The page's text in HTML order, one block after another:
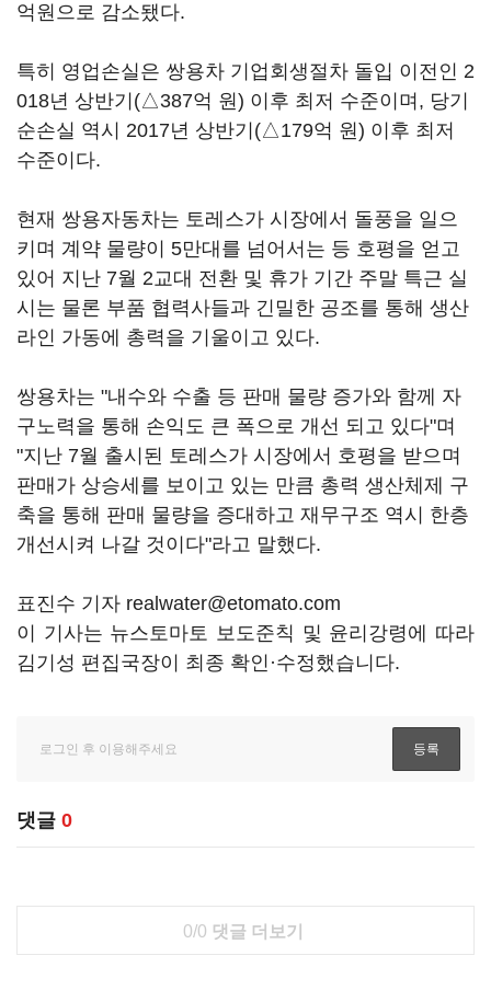
억원으로 감소됐다.
특히 영업손실은 쌍용차 기업회생절차 돌입 이전인 2
018년 상반기(△387억 원) 이후 최저 수준이며, 당기
순손실 역시 2017년 상반기(△179억 원) 이후 최저
수준이다.
현재 쌍용자동차는 토레스가 시장에서 돌풍을 일으
키며 계약 물량이 5만대를 넘어서는 등 호평을 얻고
있어 지난 7월 2교대 전환 및 휴가 기간 주말 특근 실
시는 물론 부품 협력사들과 긴밀한 공조를 통해 생산
라인 가동에 총력을 기울이고 있다.
쌍용차는 "내수와 수출 등 판매 물량 증가와 함께 자
구노력을 통해 손익도 큰 폭으로 개선 되고 있다"며
"지난 7월 출시된 토레스가 시장에서 호평을 받으며
판매가 상승세를 보이고 있는 만큼 총력 생산체제 구
축을 통해 판매 물량을 증대하고 재무구조 역시 한층
개선시켜 나갈 것이다"라고 말했다.
표진수 기자 realwater@etomato.com
이 기사는 뉴스토마토 보도준칙 및 윤리강령에 따라
김기성 편집국장이 최종 확인·수정했습니다.
댓글 0
0/0 댓글 더보기